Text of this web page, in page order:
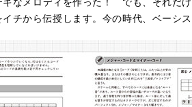
チから伝授します。今の時代、ベーシ